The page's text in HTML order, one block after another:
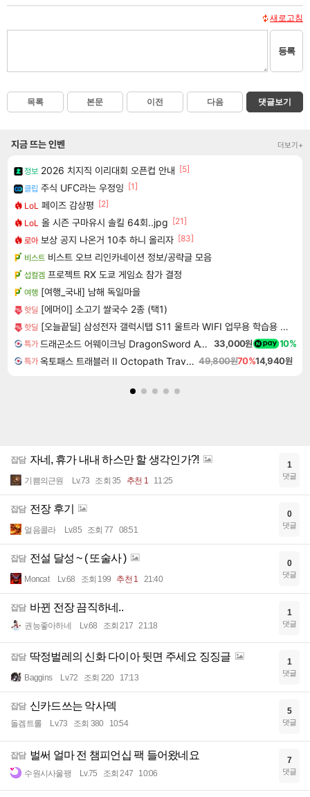
새로고침
등록
목록 본문 이전 다음 댓글보기
지금 뜨는 인벤 더보기+
정보 2026 치지직 이리대회 오픈컵 안내 [5]
클립 주식 UFC라는 우정잉 [1]
LoL 페이즈 감상평 [2]
LoL 올 시즌 구마유시 솔킬 64회..jpg [21]
로아 보상 공지 나온거 10추 하니 올리자 [83]
비스트 비스트 오브 리인카네이션 정보/공략글 모음
섭컬겜 프로젝트 RX 도쿄 게임쇼 참가 결정
여행 [여행_국내] 남해 독일마을
핫딜 [에머이] 소고기 쌀국수 2종 (택1)
핫딜 [오늘끝딜] 삼성전자 갤럭시탭 S11 울트라 WIFI 업무용 학습용 SM-X930
특가 드래곤소드 어웨이크닝 DragonSword Awakening 33,000원 10%
특가 옥토패스 트래블러 II Octopath Traveler II 49,800원70%14,940원
잡담 자네, 휴가 내내 하스만 할 생각인가?!
기쁨의근원 Lv.73 조회 35 추천 1 11:25
1
댓글
잡담 전장 후기
얼음콜라 Lv.85 조회 77 08:51
0
댓글
잡담 전설 달성 ~ ( 또술사 )
Moncat Lv.68 조회 199 추천 1 21:40
0
댓글
잡담 바뀐 전장 끔직하네..
권능좋아하네 Lv.68 조회 217 21:18
1
댓글
잡담 딱정벌레의 신화 다이아 뒷면 주세요 징징글
Baggins Lv.72 조회 220 17:13
1
댓글
잡담 신카드쓰는 악사덱
돌겜트롤 Lv.73 조회 380 10:54
5
댓글
잡담 벌써 얼마 전 챔피언십 팩 들어왔네요
수원시사울팽 Lv.75 조회 247 10:06
7
댓글